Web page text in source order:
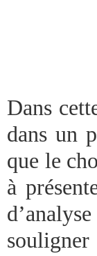
Dans
dans un
que le
à